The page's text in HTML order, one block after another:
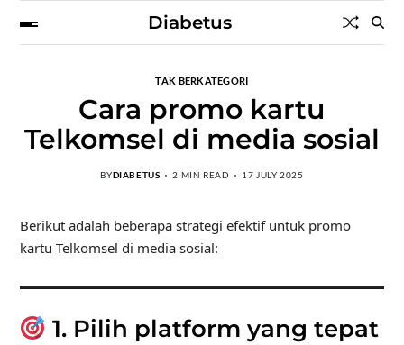
Diabetus
TAK BERKATEGORI
Cara promo kartu
Telkomsel di media sosial
BYDIABETUS 2 MIN READ 17 JULY 2025
Berikut adalah beberapa strategi efektif untuk promo
kartu Telkomsel di media sosial:
1. Pilih platform yang tepat